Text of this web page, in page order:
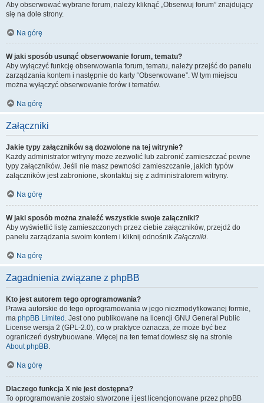
Aby obserwować wybrane forum, należy kliknąć „Obserwuj forum” znajdujący
się na dole strony.
Na górę
W jaki sposób usunąć obserwowanie forum, tematu?
Aby wyłączyć funkcję obserwowania forum, tematu, należy przejść do panelu
zarządzania kontem i następnie do karty “Obserwowane”. W tym miejscu
można wyłączyć obserwowanie forów i tematów.
Na górę
Załączniki
Jakie typy załączników są dozwolone na tej witrynie?
Każdy administrator witryny może zezwolić lub zabronić zamieszczać pewne
typy załączników. Jeśli nie masz pewności zamieszczanie, jakich typów
załączników jest zabronione, skontaktuj się z administratorem witryny.
Na górę
W jaki sposób można znaleźć wszystkie swoje załączniki?
Aby wyświetlić listę zamieszczonych przez ciebie załączników, przejdź do
panelu zarządzania swoim kontem i kliknij odnośnikZałączniki.
Na górę
Zagadnienia związane z phpBB
Kto jest autorem tego oprogramowania?
Prawa autorskie do tego oprogramowania w jego niezmodyfikowanej formie,
ma phpBB Limited . Jest ono publikowane na licencji GNU General Public
License wersja 2 (GPL-2.0), co w praktyce oznacza, że może być bez
ograniczeń dystrybuowane. Więcej na ten temat dowiesz się na stronie
About phpBB.
Na górę
Dlaczego funkcja X nie jest dostępna?
To oprogramowanie zostało stworzone i jest licencjonowane przez phpBB